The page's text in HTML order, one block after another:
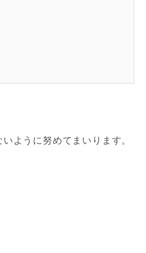
ように努めてまいります。